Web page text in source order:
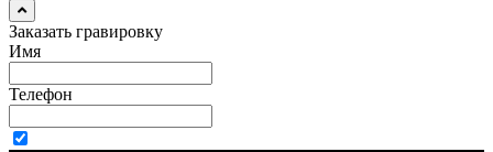
Заказать гравировку
Имя
Телефон